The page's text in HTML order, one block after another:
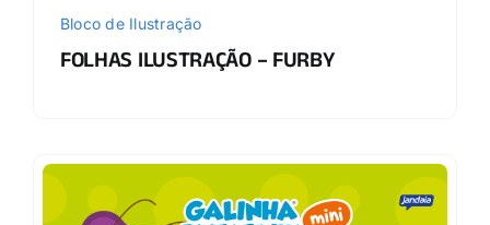
Bloco de Ilustração
FOLHAS ILUSTRAÇÃO – FURBY